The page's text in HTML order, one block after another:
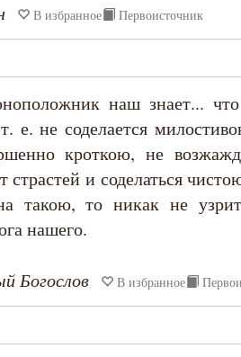
В избранное Первоисточник
наш знает...
е. не соделается
кроткою, не
страстей и соделаться
такою, то никак не
нашего.
Богослов В избранное